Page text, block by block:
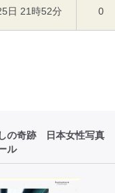
日 21時52分 0
の奇跡 日本女性写真
ル